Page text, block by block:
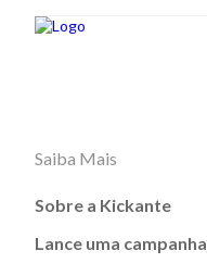
Saiba Mais
Sobre a Kickante
Lance uma campanha